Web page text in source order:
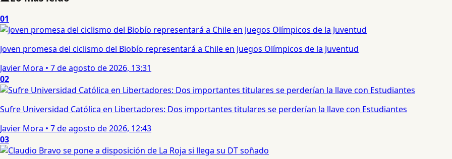
01
Joven promesa del ciclismo del Biobío representará a Chile en Juegos Olímpicos de la Juventud
Javier Mora • 7 de agosto de 2026, 13:31
02
Sufre Universidad Católica en Libertadores: Dos importantes titulares se perderían la llave con Estudiantes
Javier Mora • 7 de agosto de 2026, 12:43
03